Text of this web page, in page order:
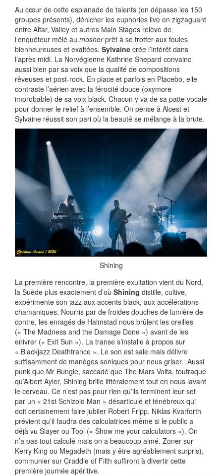
Au cœur de cette esplanade de talents (on dépasse les 150
groupes présents), dénicher les euphories live en zigzaguant
entre Altar, Valley et autres Main Stages relève de
l’enquêteur mêlé au mosherprêt à se frotter aux foules
bienheureuses et exaltées. Sylvaine crée l’intérêt dans
l’après midi. La Norvégienne Kathrine Shepard convainc
aussi bien par sa voix que la qualité de compositions
rêveuses et post-rock. En place et parfois en Placebo, elle
contraste l’aérien avec la férocité douce (oxymore
improbable) de sa voix black. Chacun y va de sa patte vocale
pour donner le relief à l’ensemble. On pense à Alcest et
Sylvaine réussit son pari où la beauté se mélange à la brute.
Shining
La première rencontre, la première exultation vient du Nord,
la Suède plus exactement d’où Shining distille, cultive,
expérimente son jazz aux accents black, aux accélérations
chamaniques. Nourris par de froides douches de lumière de
contre, les enragés de Halmstad nous brûlent les oreilles
(« The Madness and the Damage Done ») avant de les
enivrer (« Exit Sun »). La transe s’installe à propos sur
« Blackjazz Deathtrance ». Le son est sale mais délivre
suffisamment de manèges soniques pour nous griser. Aussi
punk que Mr Bungle, saccadé que The Mars Volta, foutraque
qu’Albert Ayler, Shining brille littéralement tout en nous lavant
le cerveau. Ce n’est pas pour rien qu’ils terminent leur set
par un « 21st Schizoid Man » désarticulé et ténébreux qui
doit certainement faire jubiler Robert Fripp. Niklas Kvarforth
prévient qu’il faudra des calculatrices même si le public a
déjà vu Slayer ou Tool (« Show me your calculators »). On
n’a pas tout calculé mais on a beaucoup aimé. Zoner sur
Kerry King ou Megadeth (mais y être agréablement surpris),
communier sur Craddle of Filth suffiront à divertir cette
première journée apéritive.